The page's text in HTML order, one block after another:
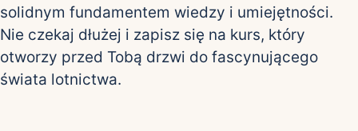
solidnym fundamentem wiedzy i umiejętności.
Nie czekaj dłużej i zapisz się na kurs, który
otworzy przed Tobą drzwi do fascynującego
świata lotnictwa.